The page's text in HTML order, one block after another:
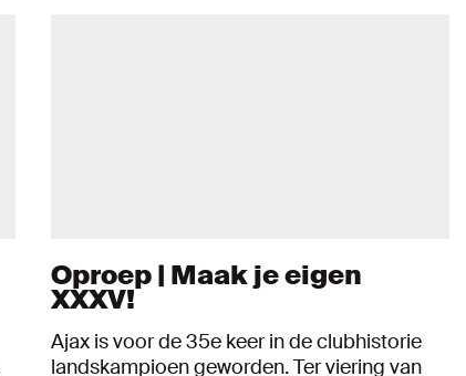
Oproep | Maak je eigen
XXXV!
Ajax is voor de 35e keer in de clubhistorie
landskampioen geworden. Ter viering van